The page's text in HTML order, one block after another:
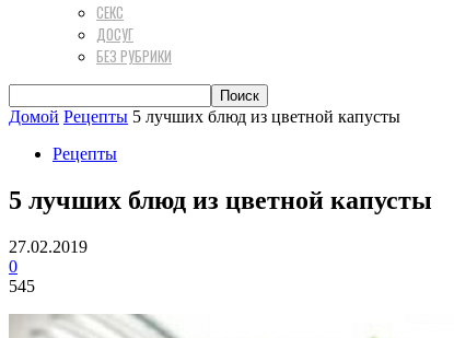
СЕКС
ДОСУГ
БЕЗ РУБРИКИ
Домой Рецепты 5 лучших блюд из цветной капусты
Рецепты
5 лучших блюд из цветной капусты
27.02.2019
0
545